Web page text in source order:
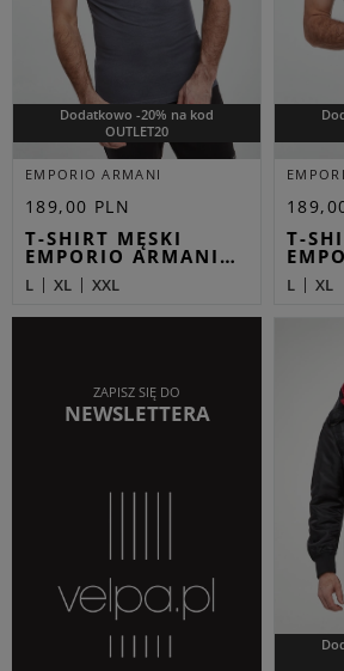
Dodatkowo -20% na kod
OUTLET20
EMPORIO ARMANI
189,00 PLN
T-SHIRT MĘSKI
EMPORIO ARMANI…
L XL XXL
T-
L XL
ZAPISZ SIĘ DO
NEWSLETTERA